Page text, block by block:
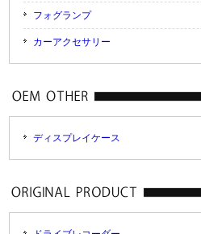
フォグランプ
カーアクセサリー
ディスプレイケース